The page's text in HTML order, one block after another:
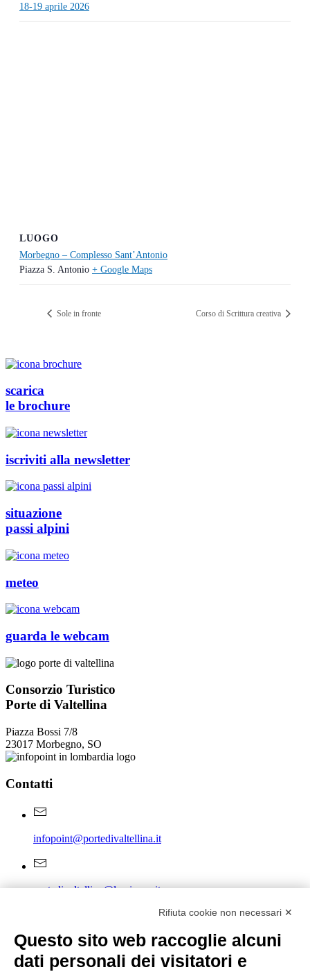
18-19 aprile 2026
LUOGO
Morbegno – Complesso Sant’Antonio
Piazza S. Antonio + Google Maps
Sole in fronte Corso di Scrittura creativa
scarica
le brochure
iscriviti alla newsletter
situazione
passi alpini
meteo
guarda le webcam
Consorzio Turistico
Porte di Valtellina
Piazza Bossi 7/8
23017 Morbegno, SO
Contatti
infopoint@portedivaltellina.it
portedivaltellina@lamiapec.it
+39 0342 601140
Rifiuta cookie non necessari ✕
Questo sito web raccoglie alcuni
dati personali dei visitatori e